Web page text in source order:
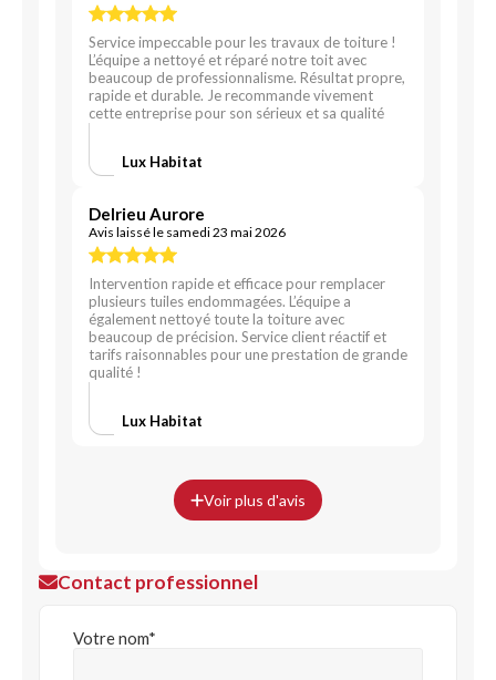
Service impeccable pour les travaux de toiture !
L’équipe a nettoyé et réparé notre toit avec
beaucoup de professionnalisme. Résultat propre,
rapide et durable. Je recommande vivement
cette entreprise pour son sérieux et sa qualité
Lux Habitat
Delrieu Aurore
Avis laissé le samedi 23 mai 2026
Intervention rapide et efficace pour remplacer
plusieurs tuiles endommagées. L’équipe a
également nettoyé toute la toiture avec
beaucoup de précision. Service client réactif et
tarifs raisonnables pour une prestation de grande
qualité !
Lux Habitat
Voir plus d'avis
Contact professionnel
Votre nom*